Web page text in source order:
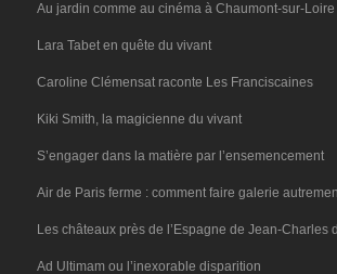
Au jardin comme au cinéma à Chaumont-sur-Loire
Lara Tabet en quête du vivant
Caroline Clémensat raconte Les Franciscaines
Kiki Smith, la magicienne du vivant
S’engager dans la matière par l’ensemencement
Air de Paris ferme : comment faire galerie
Les châteaux près de l’Espagne de Jean-Charles
Ad Ultimam ou l’inexorable disparition